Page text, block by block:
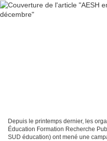
Depuis le printemps dernier, les
Éducation Formation Recherche
SUD éducation) ont mené une